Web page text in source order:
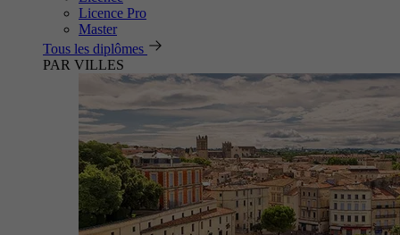
Licence Pro
Master
Tous les diplômes
PAR VILLES